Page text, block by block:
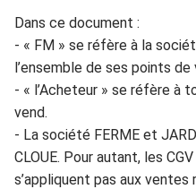
Dans ce document :
- « FM » se réfère à la
l’ensemble de ses points de
- « l’Acheteur » se réfère à
vend.
- La société FERME et
CLOUE. Pour autant, les
s’appliquent pas aux ventes